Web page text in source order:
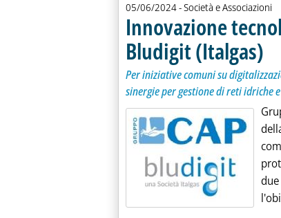
05/06/2024- Società e Associazioni
Innovazione
Bludigit (Italgas) ..
Per iniziative comuni su
sinergie per gestione di reti idriche